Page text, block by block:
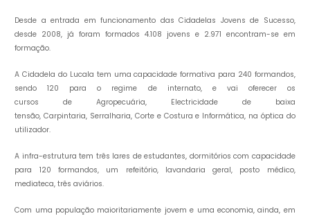
Desde a entrada em funcionamento das Cidadelas Jovens de Sucesso,
desde 2008, já foram formados 4.108 jovens e 2.971 encontram-se em
formação.
A Cidadela do Lucala tem uma capacidade formativa para 240 formandos,
sendo 120 para o regime de internato, e vai oferecer os
cursos de Agropecuária, Electricidade de baixa
tensão, Carpintaria, Serralharia, Corte e Costura e Informática, na óptica do
utilizador.
A infra-estrutura tem três lares de estudantes, dormitórios com capacidade
para 120 formandos, um refeitório, lavandaria geral, posto médico,
mediateca, três aviários.
Com uma população maioritariamente jovem e uma economia, ainda, em